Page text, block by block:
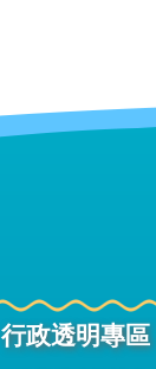
行政透明專區